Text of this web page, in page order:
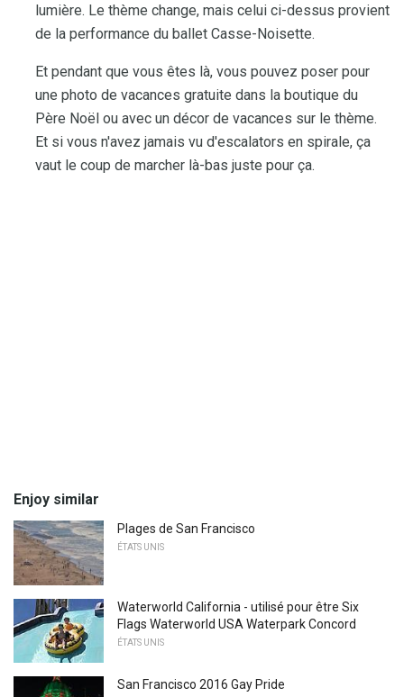
lumière. Le thème change, mais celui ci-dessus provient
de la performance du ballet Casse-Noisette.
Et pendant que vous êtes là, vous pouvez poser pour
une photo de vacances gratuite dans la boutique du
Père Noël ou avec un décor de vacances sur le thème.
Et si vous n'avez jamais vu d'escalators en spirale, ça
vaut le coup de marcher là-bas juste pour ça.
Enjoy similar
Plages de San Francisco
ÉTATS UNIS
Waterworld California - utilisé pour être Six
Flags Waterworld USA Waterpark Concord
ÉTATS UNIS
San Francisco 2016 Gay Pride